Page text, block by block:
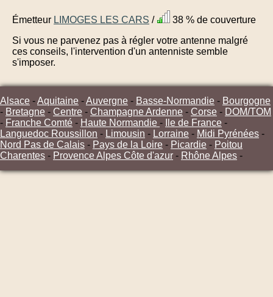
Émetteur LIMOGES LES CARS /
38 % de couverture
Si vous ne parvenez pas à régler votre antenne malgré
ces conseils, l'intervention d'un antenniste semble
s'imposer.
Alsace -Aquitaine -Auvergne - Basse-Normandie - Bourgogne
- Bretagne - Centre - Champagne Ardenne - Corse - DOM/TOM
- Franche Comté - Haute Normandie - Ile de France -
Languedoc Roussillon - Limousin - Lorraine - Midi Pyrénées -
Nord Pas de Calais - Pays de la Loire - Picardie - Poitou
Charentes - Provence Alpes Côte d'azur - Rhône Alpes -